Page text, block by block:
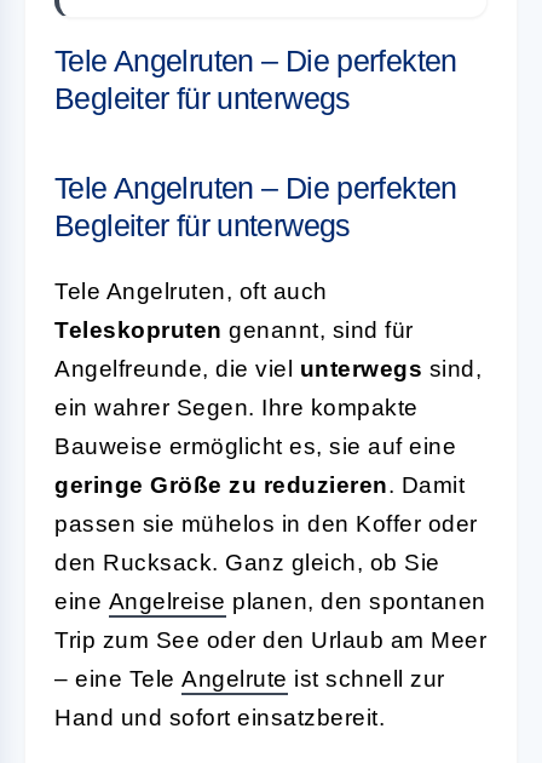
Tele Angelruten – Die perfekten
Begleiter für unterwegs
Tele Angelruten – Die perfekten
Begleiter für unterwegs
Tele Angelruten, oft auch
Teleskopruten genannt, sind für
Angelfreunde, die viel unterwegs sind,
ein wahrer Segen. Ihre kompakte
Bauweise ermöglicht es, sie auf eine
geringe Größe zu reduzieren. Damit
passen sie mühelos in den Koffer oder
den Rucksack. Ganz gleich, ob Sie
eine Angelreise planen, den spontanen
Trip zum See oder den Urlaub am Meer
– eine Tele Angelrute ist schnell zur
Hand und sofort einsatzbereit.